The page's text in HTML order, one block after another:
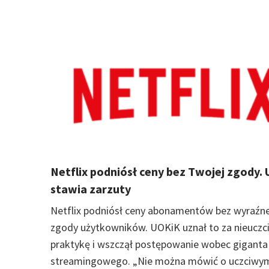
Netflix podniósł ceny bez Twojej zgody.
stawia zarzuty
Netflix podniósł ceny abonamentów bez
zgody użytkowników. UOKiK uznał to za
praktykę i wszczął postępowanie wobec giganta
streamingowego. „Nie można mówić o